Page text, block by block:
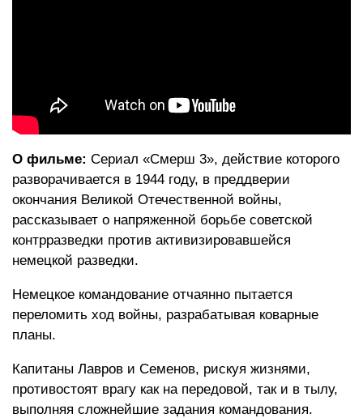
О фильме: Сериал «Смерш 3», действие которого
разворачивается в 1944 году, в преддверии
окончания Великой Отечественной войны,
рассказывает о напряженной борьбе советской
контрразведки против активизировавшейся
немецкой разведки.
Немецкое командование отчаянно пытается
переломить ход войны, разрабатывая коварные
планы.
Капитаны Лавров и Семенов, рискуя жизнями,
противостоят врагу как на передовой, так и в тылу,
выполняя сложнейшие задания командования.